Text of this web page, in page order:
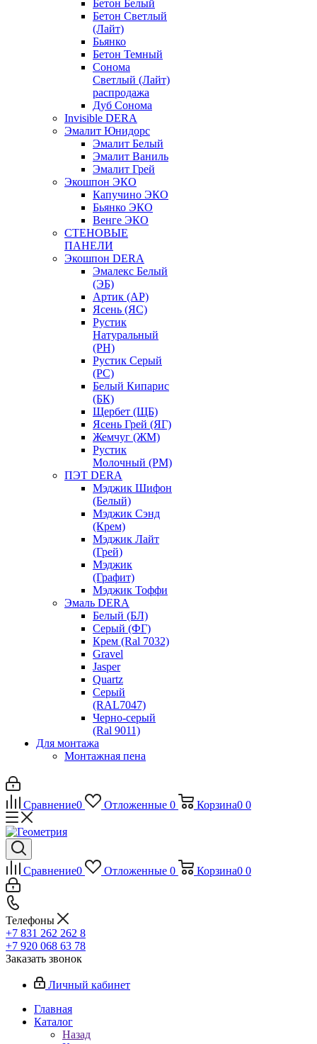
Бетон Белый
Бетон Светлый
(Лайт)
Бьянко
Бетон Темный
Сонома
Светлый (Лайт)
распродажа
Дуб Сонома
Invisible DERA
Эмалит Юнидорс
Эмалит Белый
Эмалит Ваниль
Эмалит Грей
Экошпон ЭКО
Капучино ЭКО
Бьянко ЭКО
Венге ЭКО
СТЕНОВЫЕ
ПАНЕЛИ
Экошпон DERA
Эмалекс Белый
(ЭБ)
Артик (АР)
Ясень (ЯС)
Рустик
Натуральный
(РН)
Рустик Серый
(РС)
Белый Кипарис
(БК)
Щербет (ЩБ)
Ясень Грей (ЯГ)
Жемчуг (ЖМ)
Рустик
Молочный (РМ)
ПЭТ DERA
Мэджик Шифон
(Белый)
Мэджик Сэнд
(Крем)
Мэджик Лайт
(Грей)
Мэджик
(Графит)
Мэджик Тоффи
Эмаль DERA
Белый (БЛ)
Серый (ФГ)
Крем (Ral 7032)
Gravel
Jasper
Quartz
Серый
(RAL7047)
Черно-серый
(Ral 9011)
Для монтажа
Монтажная пена
Сравнение0 Отложенные 0 Корзина0 0
Сравнение0 Отложенные 0 Корзина0 0
Телефоны
+7 831 262 262 8
+7 920 068 63 78
Заказать звонок
Личный кабинет
Главная
Каталог
Назад